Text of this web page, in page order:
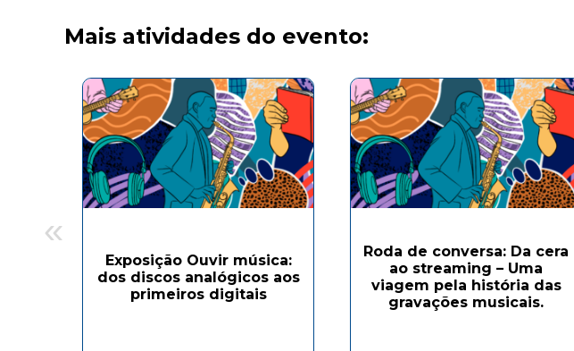
Mais atividades do evento:
Exposição Ouvir música:
dos discos analógicos aos
primeiros digitais
Roda de conversa: Da cera
ao streaming – Uma
viagem pela história das
gravações musicais.
«